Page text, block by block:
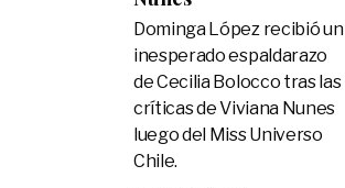
Dominga López recibió un
inesperado espaldarazo
de Cecilia Bolocco tras las
críticas de Viviana Nunes
luego del Miss Universo
Chile.